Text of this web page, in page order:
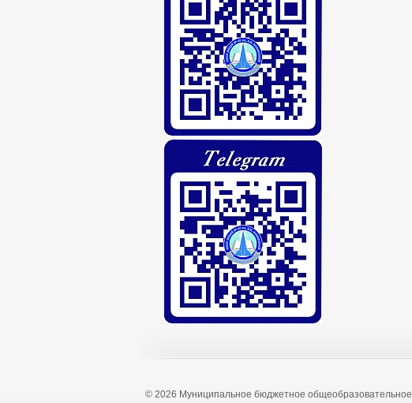
© 2026 Муниципальное бюджетное общеобразовательное